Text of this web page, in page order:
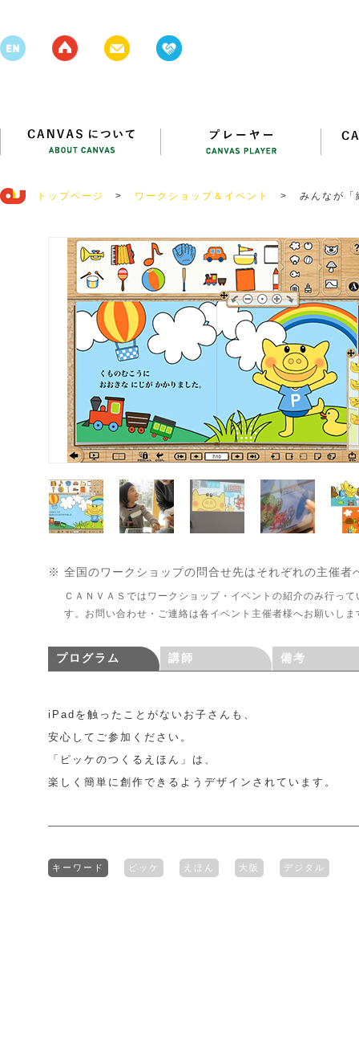
トップページ > ワークショップ＆イベント > みんなが「
※ 全国のワークショップの問合せ先はそれぞれの主催者
ＣＡＮＶＡＳではワークショップ・イベントの紹介のみ行って
す。お問い合わせ・ご連絡は各イベント主催者様へお願いしま
プログラム 講師 備考
iPadを触ったことがないお子さんも、
安心してご参加ください。
「ピッケのつくるえほん」は、
楽しく簡単に創作できるようデザインされています。
キーワード ピッケ えほん 大阪 デジタル